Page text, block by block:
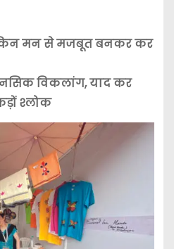
मन से मजबूत बनकर कर
विकलांग, याद कर
श्लोक